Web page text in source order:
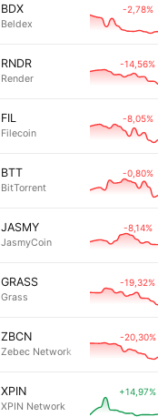
BDX
Beldex
-2,78%
RNDR
Render
-14,56%
FIL
Filecoin
-8,05%
BTT
BitTorrent
-0,80%
JASMY
JasmyCoin
-8,14%
GRASS
Grass
-19,32%
ZBCN
Zebec Network
-20,30%
XPIN
XPIN Network
+14,97%